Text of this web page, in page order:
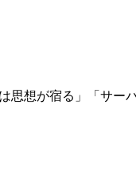
思想が宿る」「サー